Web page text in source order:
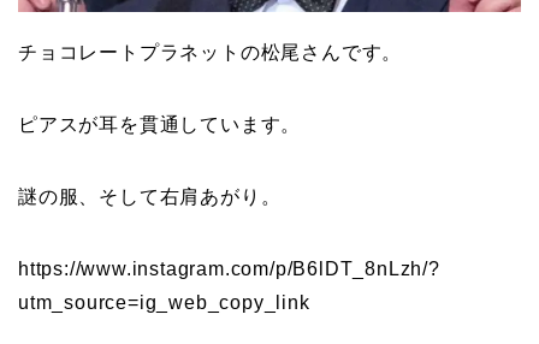
チョコレートプラネットの松尾さんです。
ピアスが耳を貫通しています。
謎の服、そして右肩あがり。
https://www.instagram.com/p/B6lDT_8nLzh/?
utm_source=ig_web_copy_link